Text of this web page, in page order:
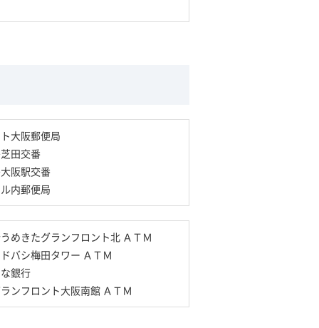
大阪郵便局
田交番
阪駅交番
内郵便局
めきたグランフロント北 ＡＴＭ
バシ梅田タワー ＡＴＭ
銀行
ンフロント大阪南館 ＡＴＭ